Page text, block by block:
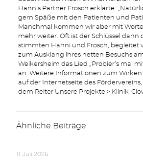
Hannis Partner Frosch erklärte:
gern Späße mit den Patienten und
Manchmal kommen wir aber mit
mehr weiter. Oft ist der Schlüssel dann
stimmten Hanni und Frosch, begleitet
zum Ausklang ihres netten Besuchs
Weikersheim das Lied „Probier’s mal
an. Weitere Informationen zum
auf der Internetseite des
dem Reiter Unsere Projekte > Klinik-
Ähnliche Beiträge
11. Juli 2026